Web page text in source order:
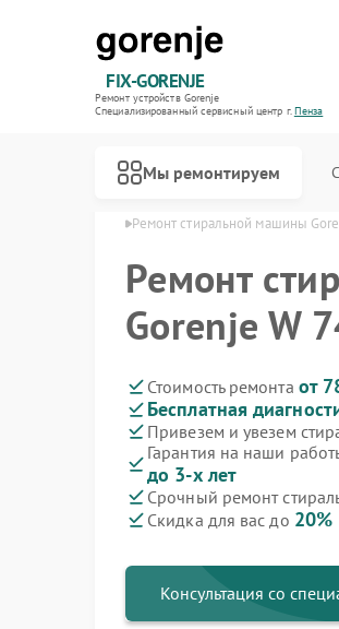
FIX-GORENJE
Ремонт устройств Gorenje
Специализированный cервисный центр г.Пенза
Мы ремонтируем
Ремонт стиральной машины
Ремонт
Gorenje W
Стоимость ремонта от
Бесплатная
Привезем и увезем
Гарантия на наши
до 3-х лет
Срочный ремонт
Скидка для вас до 20%
Консультация со